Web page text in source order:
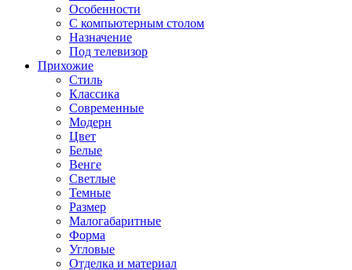
Особенности
С компьютерным столом
Назначение
Под телевизор
Прихожие
Стиль
Классика
Современные
Модерн
Цвет
Белые
Венге
Светлые
Темные
Размер
Малогабаритные
Форма
Угловые
Отделка и материал